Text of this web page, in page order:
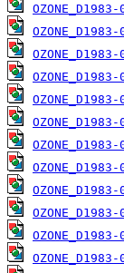
OZONE_D1983-
OZONE_D1983-
OZONE_D1983-
OZONE_D1983-
OZONE_D1983-
OZONE_D1983-